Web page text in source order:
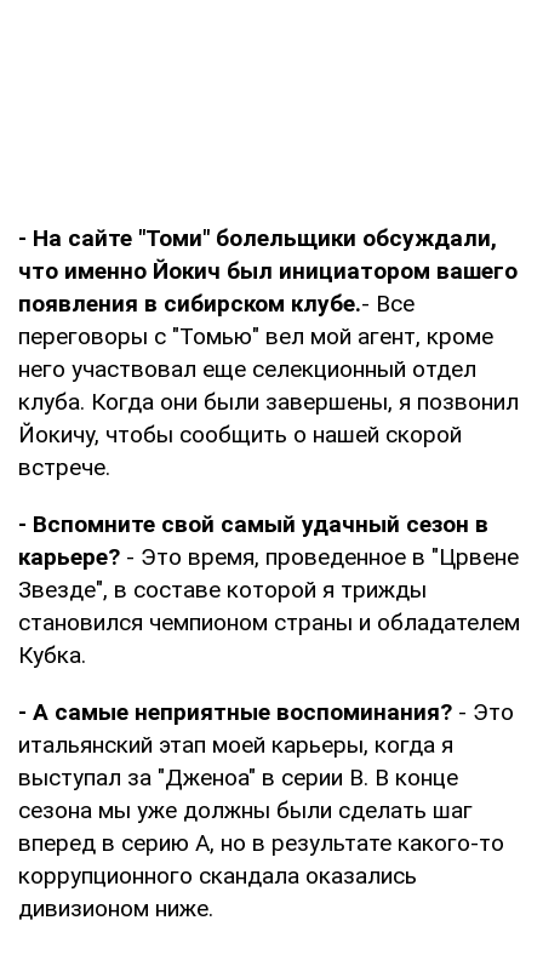
- На сайте "Томи" болельщики обсуждали,
что именно Йокич был инициатором вашего
появления в сибирском клубе.- Все
переговоры с "Томью" вел мой агент, кроме
него участвовал еще селекционный отдел
клуба. Когда они были завершены, я позвонил
Йокичу, чтобы сообщить о нашей скорой
встрече.
- Вспомните свой самый удачный сезон в
карьере? - Это время, проведенное в "Црвене
Звезде", в составе которой я трижды
становился чемпионом страны и обладателем
Кубка.
- А самые неприятные воспоминания? - Это
итальянский этап моей карьеры, когда я
выступал за "Дженоа" в серии В. В конце
сезона мы уже должны были сделать шаг
вперед в серию А, но в результате какого-то
коррупционного скандала оказались
дивизионом ниже.